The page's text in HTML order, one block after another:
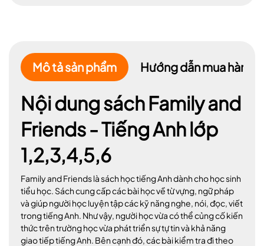
Mô tả sản phẩm Hướng dẫn mua hàng
Nội dung sách Family and
Friends - Tiếng Anh lớp
1,2,3,4,5,6
Family and Friends là sách học tiếng Anh dành cho học sinh
tiểu học. Sách cung cấp các bài học về từ vựng, ngữ pháp
và giúp người học luyện tập các kỹ năng nghe, nói, đọc, viết
trong tiếng Anh. Như vậy, người học vừa có thể củng cố kiến
thức trên trường học vừa phát triển sự tự tin và khả năng
giao tiếp tiếng Anh. Bên cạnh đó, các bài kiểm tra đi theo